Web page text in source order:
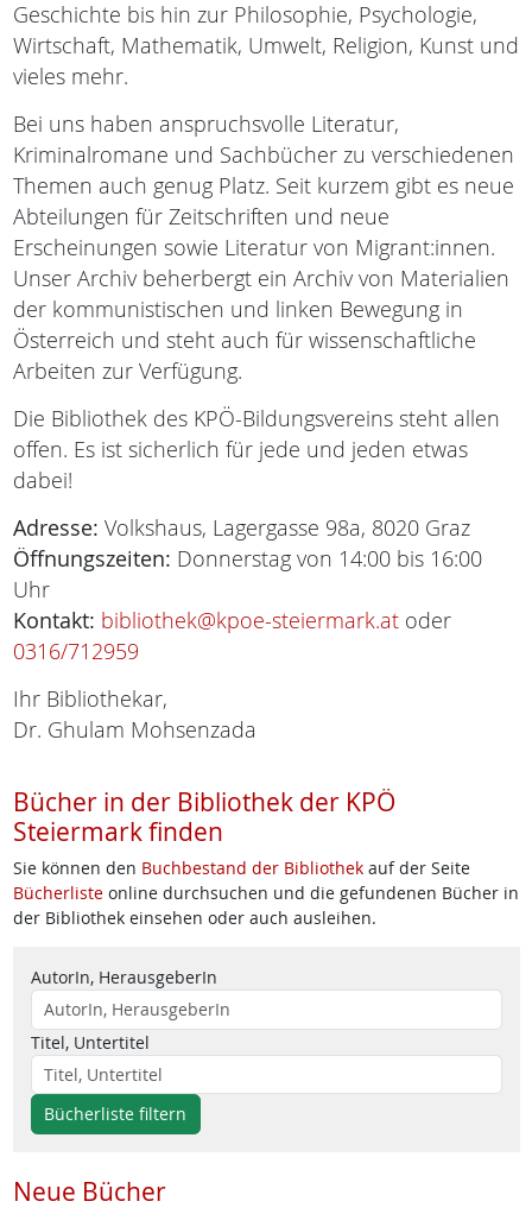
Geschichte bis hin zur Philosophie, Psychologie,
Wirtschaft, Mathematik, Umwelt, Religion, Kunst und
vieles mehr.
Bei uns haben anspruchsvolle Literatur,
Kriminalromane und Sachbücher zu verschiedenen
Themen auch genug Platz. Seit kurzem gibt es neue
Abteilungen für Zeitschriften und neue
Erscheinungen sowie Literatur von Migrant:innen.
Unser Archiv beherbergt ein Archiv von Materialien
der kommunistischen und linken Bewegung in
Österreich und steht auch für wissenschaftliche
Arbeiten zur Verfügung.
Die Bibliothek des KPÖ-Bildungsvereins steht allen
offen. Es ist sicherlich für jede und jeden etwas
dabei!
Adresse: Volkshaus, Lagergasse 98a, 8020 Graz
Öffnungszeiten: Donnerstag von 14:00 bis 16:00
Uhr
Kontakt: bibliothek@kpoe-steiermark.atoder
0316/712959
Ihr Bibliothekar,
Dr. Ghulam Mohsenzada
Bücher in der Bibliothek der KPÖ
Steiermark finden
Sie können den Buchbestand der Bibliothekauf der Seite
Bücherlisteonline durchsuchen und die gefundenen Bücher in
der Bibliothek einsehen oder auch ausleihen.
AutorIn, HerausgeberIn
Titel, Untertitel
Bücherliste filtern
Neue Bücher